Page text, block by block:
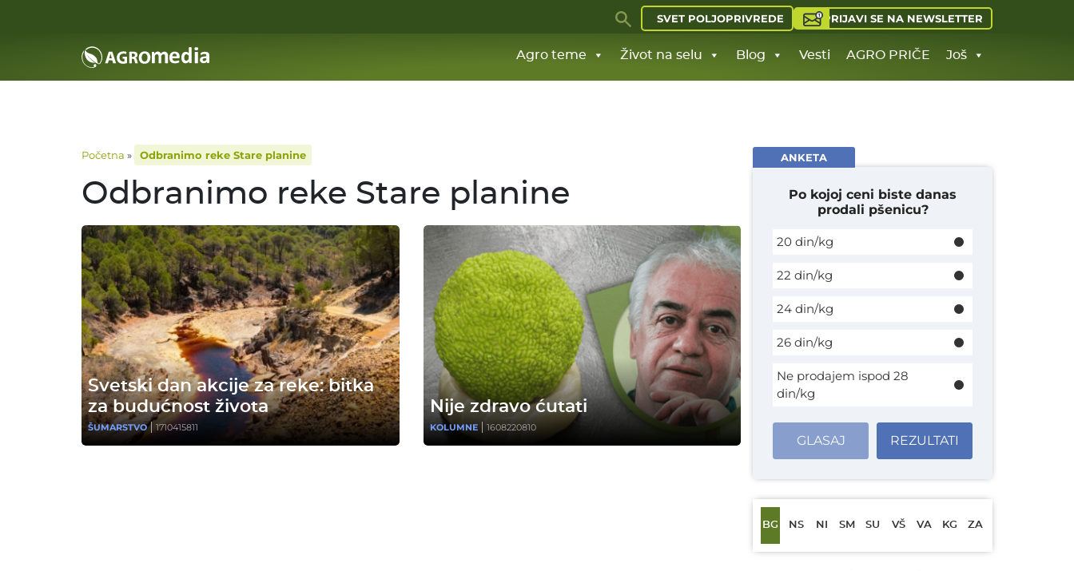
SVET POLJOPRIVREDE PRIJAVI SE NA NEWSLETTER
Agro teme Život na selu Blog Vesti AGRO PRIČE Još
Početna » Odbranimo reke Stare planine
Odbranimo reke Stare planine
Svetski dan akcije za reke: bitka
za budućnost života
ŠUMARSTVO 1710415811
Nije zdravo ćutati
KOLUMNE 1608220810
ANKETA
Po kojoj ceni biste danas
prodali pšenicu?
20 din/kg
22 din/kg
24 din/kg
26 din/kg
Ne prodajem ispod 28
din/kg
GLASAJ REZULTATI
BG NS NI SM SU VŠ VA KG ZA